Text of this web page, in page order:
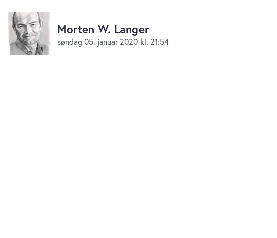
Morten W. Langer
søndag 05. januar 2020 kl. 21:54